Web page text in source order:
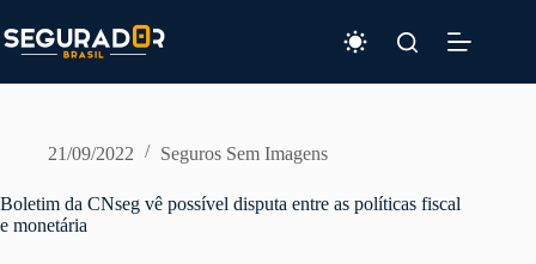
para
o
21/09/2022 Seguros Sem Imagens
Boletim da CNseg vê possível disputa entre as políticas fiscal
e monetária